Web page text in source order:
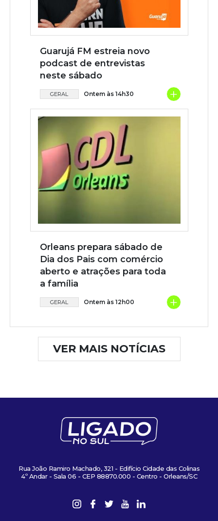
Guarujá FM estreia novo
podcast de entrevistas
neste sábado
GERAL Ontem às 14h30 +
Orleans prepara sábado de
Dia dos Pais com comércio
aberto e atrações para toda
a família
GERAL Ontem às 12h00 +
VER MAIS NOTÍCIAS
Rua João Ramiro Machado, 321 - Edifício Cidade das Colinas
4º Andar - Sala 06 - CEP 88870.000 - Centro - Orleans/SC